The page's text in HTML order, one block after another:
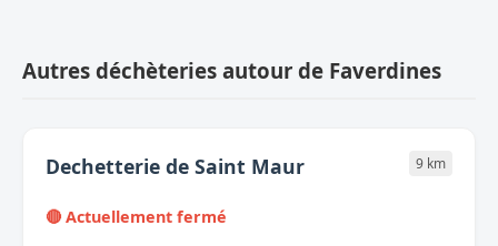
Autres déchèteries autour de Faverdines
Dechetterie de Saint Maur 9 km
🔴 Actuellement fermé